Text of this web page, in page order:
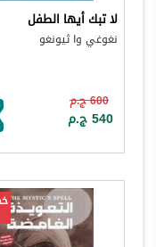
لا تبك أيها الطفل
نغوغي وا ثيونغو
600 ج.م
540 ج.م